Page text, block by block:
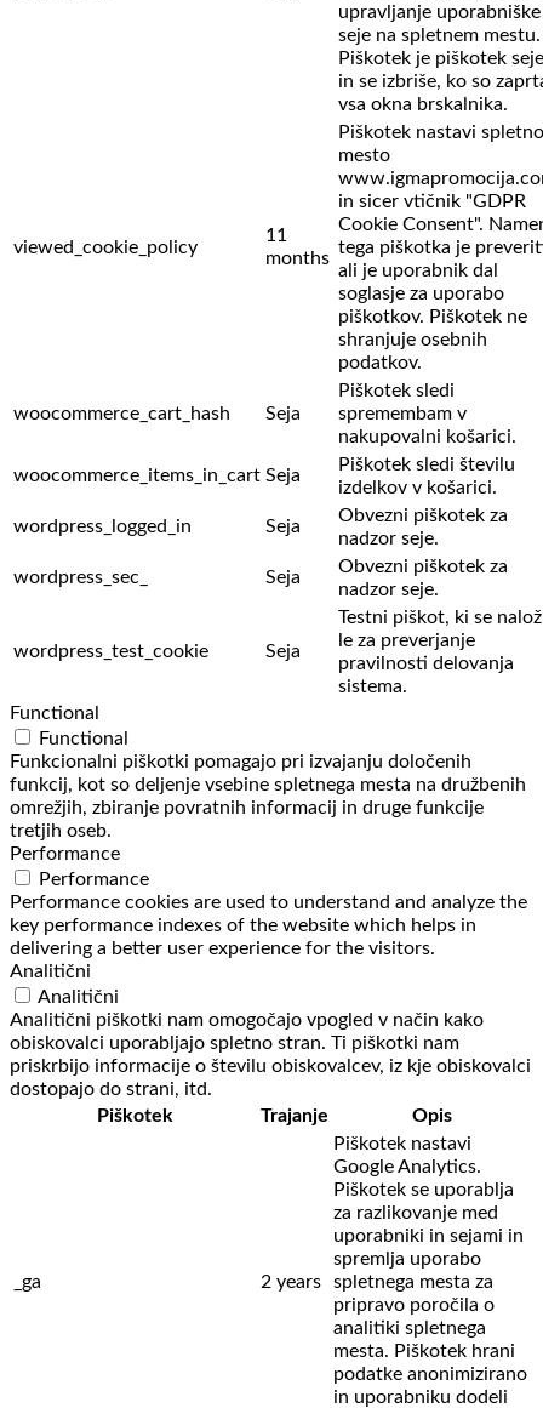
upravljanje uporabniške
seje na spletnem mestu.
Piškotek je piškotek seje
in se izbriše, ko so
vsa okna brskalnika.
viewed_cookie_policy
11
months
Piškotek nastavi spletno
mesto
in sicer vtičnik "GDPR
Cookie Consent".
tega piškotka je
ali je uporabnik dal
soglasje za uporabo
piškotkov. Piškotek ne
shranjuje osebnih
podatkov.
woocommerce_cart_hash Seja
Piškotek sledi
spremembam v
nakupovalni košarici.
woocommerce_items_in_cart Seja
Piškotek sledi številu
izdelkov v košarici.
wordpress_logged_in
Seja
Obvezni piškotek za
nadzor seje.
wordpress_sec_
Seja
Obvezni piškotek za
nadzor seje.
wordpress_test_cookie Seja
Testni piškot, ki se
le za preverjanje
pravilnosti delovanja
sistema.
Functional
Functional
Funkcionalni piškotki pomagajo pri izvajanju določenih
funkcij, kot so deljenje vsebine spletnega mesta na družbenih
omrežjih, zbiranje povratnih informacij in druge funkcije
tretjih oseb.
Performance
Performance
Performance cookies are used to understand and analyze the
key performance indexes of the website which helps in
delivering a better user experience for the visitors.
Analitični
Analitični
Analitični piškotki nam omogočajo vpogled v način kako
obiskovalci uporabljajo spletno stran. Ti piškotki nam
priskrbijo informacije o številu obiskovalcev, iz kje obiskovalci
dostopajo do strani, itd.
Piškotek
Trajanje Opis
_ga 2 years
Piškotek nastavi
Google Analytics.
Piškotek se uporablja
za razlikovanje med
uporabniki in sejami in
spremlja uporabo
spletnega mesta za
pripravo poročila o
analitiki spletnega
mesta. Piškotek hrani
podatke anonimizirano
in uporabniku dodeli